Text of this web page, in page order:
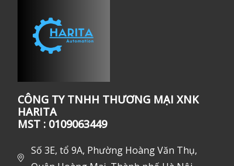
CÔNG TY TNHH THƯƠNG MẠI XNK
HARITA
MST : 0109063449
Số 3E, tổ 9A, Phường Hoàng Văn Thụ,